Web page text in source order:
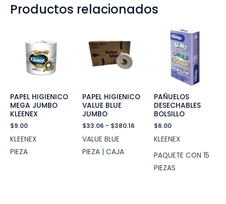
Productos relacionados
PAPEL HIGIENICO
MEGA JUMBO
KLEENEX
$9.00
KLEENEX
PIEZA
PAPEL HIGIENICO
VALUE BLUE
JUMBO
$33.06 - $380.16Rango
precios:
$33.06
hasta
VALUE BLUE
PIEZA | CAJA
PAÑUELOS
DESECHABLES
BOLSILLO
$6.00
KLEENEX
PAQUETE CON 15
PIEZAS